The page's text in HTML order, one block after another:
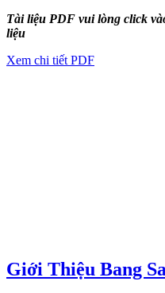
Tài liệu PDF vui lòng click
liệu
Xem chi tiết PDF
Giới Thiệu Bang